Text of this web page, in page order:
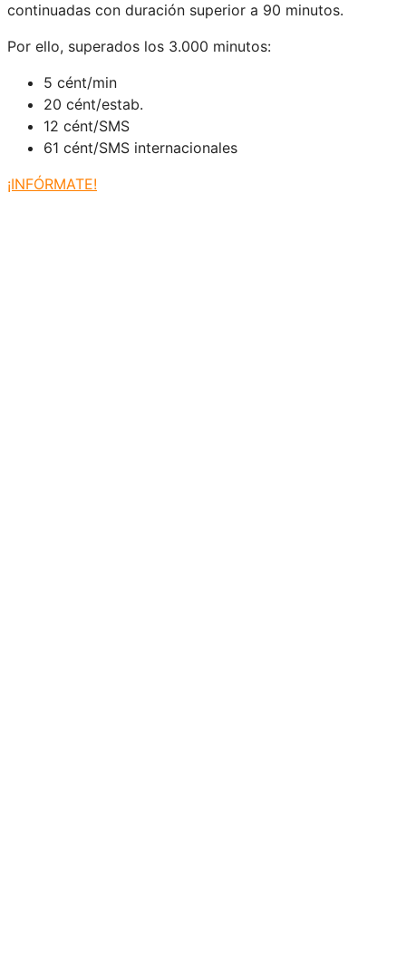
continuadas con duración superior a 90 minutos.
Por ello, superados los 3.000 minutos:
5 cént/min
20 cént/estab.
12 cént/SMS
61 cént/SMS internacionales
¡INFÓRMATE!